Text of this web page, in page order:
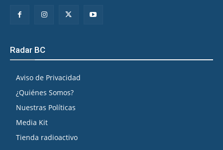
Radar BC
Aviso de Privacidad
¿Quiénes Somos?
Nuestras Políticas
Media Kit
Tienda radioactivo